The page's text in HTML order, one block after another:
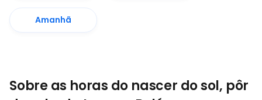
Amanhã
Sobre as horas do nascer do sol, pôr